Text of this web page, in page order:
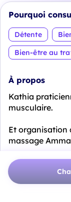
Pourquoi
Détente
Bien-être au
À propos
Kathia
musculaire.
Et organisation
massage
Dans mon
Région